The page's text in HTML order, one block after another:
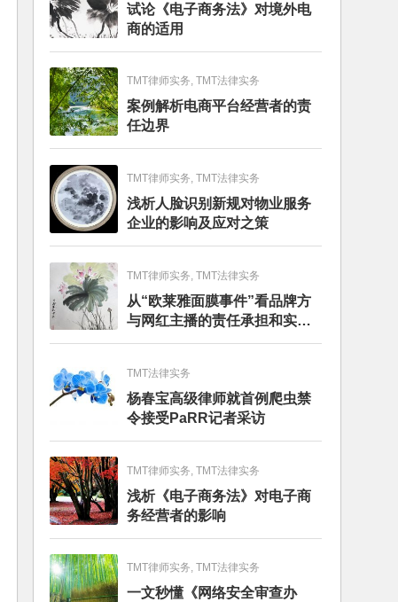
试论《电子商务法》对境外电
商的适用
TMT律师实务, TMT法律实务
案例解析电商平台经营者的责
任边界
TMT律师实务, TMT法律实务
浅析人脸识别新规对物业服务
企业的影响及应对之策
TMT律师实务, TMT法律实务
从“欧莱雅面膜事件”看品牌方
与网红主播的责任承担和实务
建议
TMT法律实务
杨春宝高级律师就首例爬虫禁
令接受PaRR记者采访
TMT律师实务, TMT法律实务
浅析《电子商务法》对电子商
务经营者的影响
TMT律师实务, TMT法律实务
一文秒懂《网络安全审查办